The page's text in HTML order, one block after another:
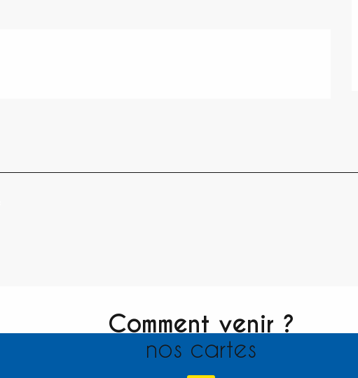
Comment venir ?
nos cartes